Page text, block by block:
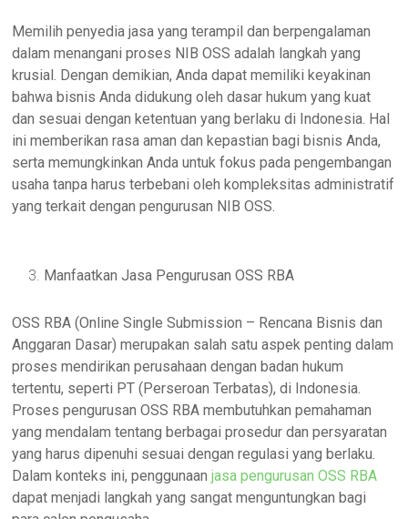
Memilih penyedia jasa yang terampil dan berpengalaman
dalam menangani proses NIB OSS adalah langkah yang
krusial. Dengan demikian, Anda dapat memiliki keyakinan
bahwa bisnis Anda didukung oleh dasar hukum yang kuat
dan sesuai dengan ketentuan yang berlaku di Indonesia. Hal
ini memberikan rasa aman dan kepastian bagi bisnis Anda,
serta memungkinkan Anda untuk fokus pada pengembangan
usaha tanpa harus terbebani oleh kompleksitas administratif
yang terkait dengan pengurusan NIB OSS.
Manfaatkan Jasa Pengurusan OSS RBA
OSS RBA (Online Single Submission – Rencana Bisnis dan
Anggaran Dasar) merupakan salah satu aspek penting dalam
proses mendirikan perusahaan dengan badan hukum
tertentu, seperti PT (Perseroan Terbatas), di Indonesia.
Proses pengurusan OSS RBA membutuhkan pemahaman
yang mendalam tentang berbagai prosedur dan persyaratan
yang harus dipenuhi sesuai dengan regulasi yang berlaku.
Dalam konteks ini, penggunaanjasa pengurusan OSS RBA
dapat menjadi langkah yang sangat menguntungkan bagi